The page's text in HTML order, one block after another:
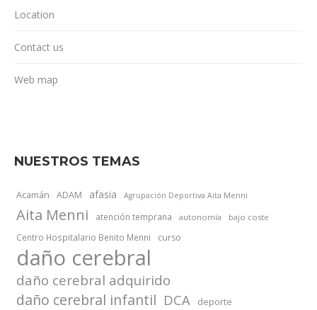
Location
Contact us
Web map
NUESTROS TEMAS
Acamán ADAM afasia Agrupación Deportiva Aita Menni
Aita Menni atención temprana autonomía bajo coste
Centro Hospitalario Benito Menni curso
daño cerebral
daño cerebral adquirido
daño cerebral infantil DCA deporte